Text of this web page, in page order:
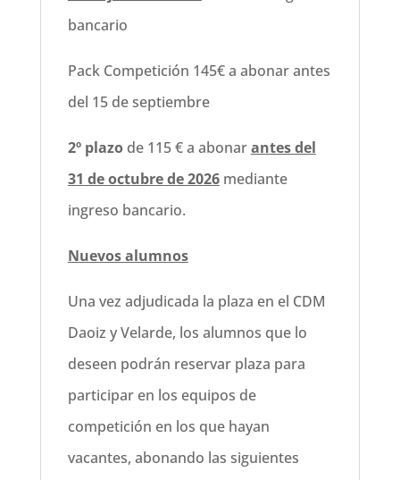
bancario
Pack Competición 145€ a abonar antes
del 15 de septiembre
2º plazode 115 € a abonarantes del
31 de octubre de 2026mediante
ingreso bancario.
Nuevos alumnos
Una vez adjudicada la plaza en el CDM
Daoiz y Velarde, los alumnos que lo
deseen podrán reservar plaza para
participar en los equipos de
competición en los que hayan
vacantes, abonando las siguientes